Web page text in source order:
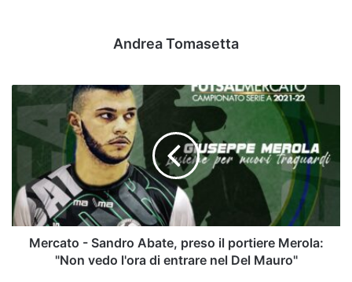
Andrea Tomasetta
Mercato
Sandro
Abate,
portiere
Merola:
"Non
vedoMercato - Sandro Abate, preso il portiere Merola:
"Non vedo l'ora di entrare nel Del Mauro"